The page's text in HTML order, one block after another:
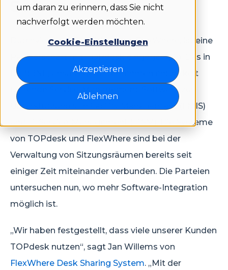
um daran zu erinnern, dass Sie nicht
nachverfolgt werden möchten.
Cookie-Einstellungen
Akzeptieren
Ablehnen
Software
Dutchview, der Entwickler von FlexWhere, ist eine
Partnerschaft mit TOPdesk eingegangen. Das in
Delft (NL) ansässige Unternehmen entwickelt
führende Service-Management-Software zur
Unterstützung von Facility Management (FMIS)
und IT-Service-Management (ITSM). Die Systeme
von TOPdesk und FlexWhere sind bei der
Verwaltung von Sitzungsräumen bereits seit
einiger Zeit miteinander verbunden. Die Parteien
untersuchen nun, wo mehr Software-Integration
möglich ist.
„Wir haben festgestellt, dass viele unserer Kunden
TOPdesk nutzen“, sagt Jan Willems von
FlexWhere Desk Sharing System. „Mit der